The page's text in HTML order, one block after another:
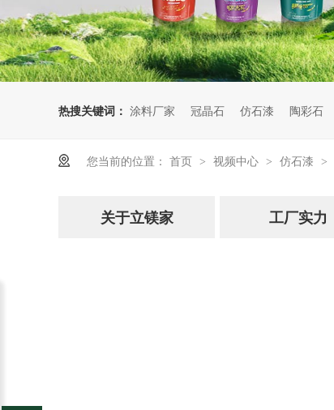
热搜关键词： 涂料厂家 冠晶石 仿石漆 陶彩石
您当前的位置： 首页 > 视频中心 > 仿石漆 >
关于立镁家 工厂实力